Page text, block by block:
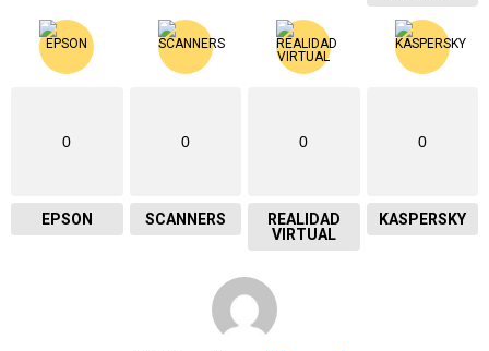
0
EPSON
0
SCANNERS
0
REALIDAD
VIRTUAL
0
KASPERSKY